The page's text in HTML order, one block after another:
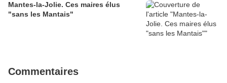
Mantes-la-Jolie. Ces maires élus
"sans les Mantais"
Commentaires